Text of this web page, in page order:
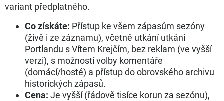
variant předplatného.
Co získáte: Přístup ke všem zápasům sezóny
(živě i ze záznamu), včetně utkání utkání
Portlandu s Vítem Krejčím, bez reklam (ve vyšší
verzi), s možností volby komentáře
(domácí/hosté) a přístup do obrovského archivu
historických zápasů.
Cena: Je vyšší (řádově tisíce korun za sezónu),